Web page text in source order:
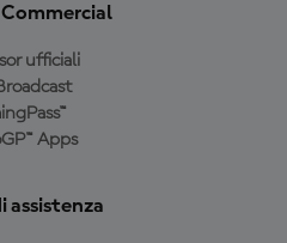
Commercial
ufficiali
Apps
assistenza